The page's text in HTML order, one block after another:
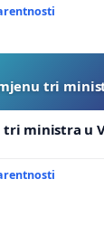
tri
tri ministra u